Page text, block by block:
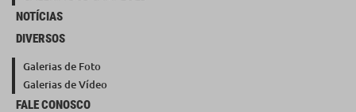
NOTÍCIAS
DIVERSOS
Galerias de Foto
Galerias de Vídeo
FALE CONOSCO